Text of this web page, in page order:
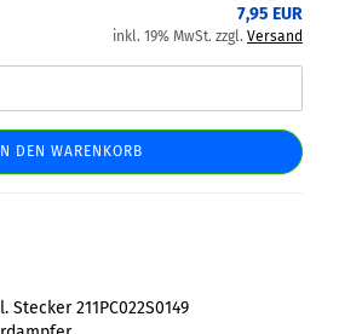
7,95 EUR
inkl. 19% MwSt. zzgl. Versand
IN DEN WARENKORB